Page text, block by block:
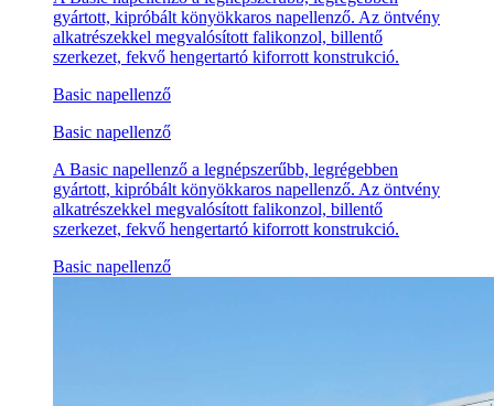
gyártott, kipróbált könyökkaros napellenző. Az öntvény
alkatrészekkel megvalósított falikonzol, billentő
szerkezet, fekvő hengertartó kiforrott konstrukció.
Basic napellenző
Basic napellenző
A Basic napellenző a legnépszerűbb, legrégebben
gyártott, kipróbált könyökkaros napellenző. Az öntvény
alkatrészekkel megvalósított falikonzol, billentő
szerkezet, fekvő hengertartó kiforrott konstrukció.
Basic napellenző